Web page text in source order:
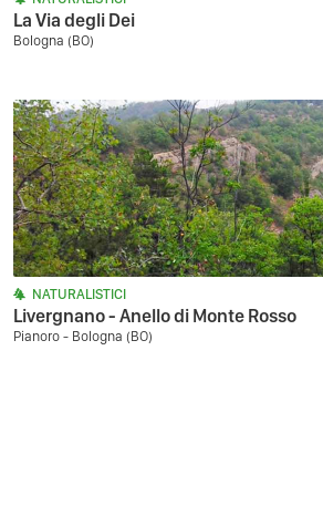
La Via degli Dei
Bologna (BO)
NATURALISTICI
Livergnano - Anello di Monte Rosso
Pianoro - Bologna (BO)